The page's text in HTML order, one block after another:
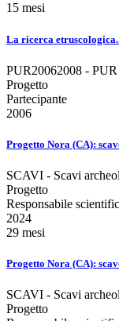
15 mesi
La ricerca
PUR20062008 -
Progetto
Partecipante
2006
Progetto Nora (CA):
SCAVI - Scavi
Progetto
Responsabile
2024
29 mesi
Progetto Nora (CA):
SCAVI - Scavi
Progetto